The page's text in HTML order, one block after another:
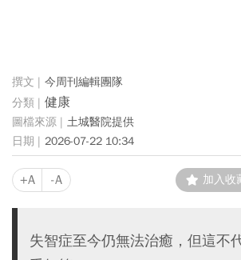
今周刊編輯團隊
健康
土城醫院提供
2026-07-22 10:34
+A -A 加入收
失智症至今仍無法治癒，但這不